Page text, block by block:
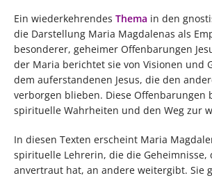
Ein wiederkehrendes Thema in den
die Darstellung Maria Magdalenas als
besonderer, geheimer Offenbarungen
der Maria berichtet sie von Visionen und
dem auferstandenen Jesus, die den
verborgen blieben. Diese Offenbarungen
spirituelle Wahrheiten und den Weg zur
In diesen Texten erscheint Maria
spirituelle Lehrerin, die die Geheimnisse,
anvertraut hat, an andere weitergibt. Sie